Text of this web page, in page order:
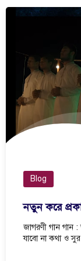
Blog
নতুন করে
জাগরণী গান গান
যাবো না কথা ও